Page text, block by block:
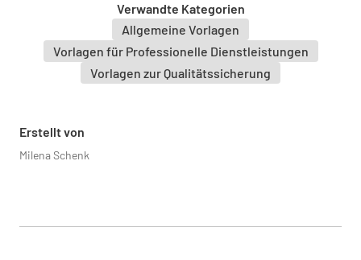
Verwandte Kategorien
Allgemeine Vorlagen
Vorlagen für Professionelle Dienstleistungen
Vorlagen zur Qualitätssicherung
Erstellt von
Milena Schenk
Qualitätsstandards
Relevante Qualitätsstandards identifizieren
Anwendbare Gesetze und Vorschriften